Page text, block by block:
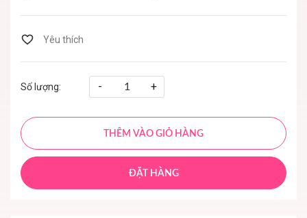
Số lượng: - +
THÊM VÀO GIỎ HÀNG
ĐẶT HÀNG